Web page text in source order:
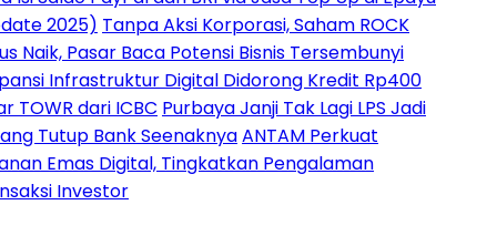
Tanpa Aksi Korporasi, Saham ROCK
Baca Potensi Bisnis Tersembunyi
Digital Didorong Kredit Rp400
dari ICBCPurbaya Janji Tak Lagi LPS Jadi
Bank SeenaknyaANTAM Perkuat
Digital, Tingkatkan Pengalaman